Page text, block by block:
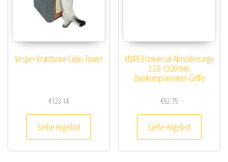
Vesper Kratztonne Cubo Tower
€123.14
Siehe Angebot
KNIPEX Universal-Abisolierzange
2.50-10.00 mm.
Zweikomponenten-Griffe
€92.75
Siehe Angebot